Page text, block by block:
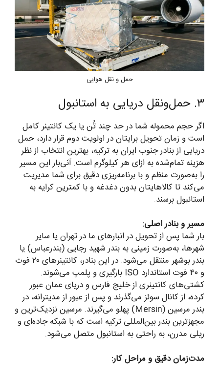
حمل و نقل هوایی
۳. حمل‌ونقل دریایی به استانبول
اگر حجم محموله شما در حد چند تُن یا یک کانتینر کامل
است و زمان تحویل برایتان در اولویت دوم قرار دارد، حمل
دریایی از بنادر جنوب ایران به ترکیه، بهترین انتخاب از نظر
هزینه تمام‌شده به ازای هر کیلوگرم است. آنی‌بار این مسیر
را به‌صورت منظم و با برنامه‌ریزی دقیق برای شما مدیریت
می‌کند تا کالاهایتان بدون دغدغه و با کمترین کرایه به
استانبول برسند.
مسیر و بنادر اصلی:
بار شما پس از تحویل در انبارهای ما در تهران یا سایر
شهرها، به‌صورت زمینی به بندر شهید رجایی (بندرعباس) یا
بندر بوشهر منتقل می‌شود. در این بنادر، کانتینرهای ۲۰ فوت
و ۴۰ فوت استاندارد ISO بارگیری و پلمپ می‌شوند.
کشتی‌های کانتینری از خلیج فارس و دریای عمان عبور
کرده، از کانال سوئز می‌گذرند و پس از عبور از مدیترانه، در
بندر مرسین (Mersin) پهلو می‌گیرند. مرسین نزدیک‌ترین و
مجهزترین بندر بین‌المللی ترکیه است که با شبکه جاده‌ای و
ریلی مدرن، به راحتی به استانبول متصل می‌شود.
مدت‌زمان دقیق و مراحل کار: